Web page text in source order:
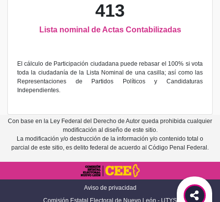
413
Lista nominal de Actas Contabilizadas
El cálculo de Participación ciudadana puede rebasar el 100% si vota
toda la ciudadanía de la Lista Nominal de una casilla; así como las
Representaciones de Partidos Políticos y Candidaturas
Independientes.
Con base en la Ley Federal del Derecho de Autor queda prohibida cualquier
modificación al diseño de este sitio.
La modificación y/o destrucción de la información y/o contenido total o
parcial de este sitio, es delito federal de acuerdo al Código Penal Federal.
Aviso de privacidad
Comisión Estatal Electoral de Nuevo León - UTYS